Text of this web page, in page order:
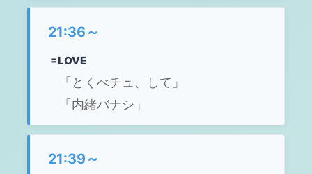
21:36～
=LOVE
「とくべチュ、して」
「内緒バナシ」
21:39～